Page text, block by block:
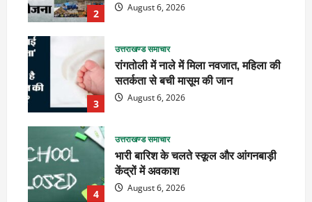
2 August 6, 2026
3
उत्तराखण्ड समाचार
रांगतोली में नाले में मिला नवजात, महिला की
सतर्कता से बची मासूम की जान
August 6, 2026
4
उत्तराखण्ड समाचार
भारी बारिश के चलते स्कूल और आंगनबाड़ी
केंद्रों में अवकाश
August 6, 2026